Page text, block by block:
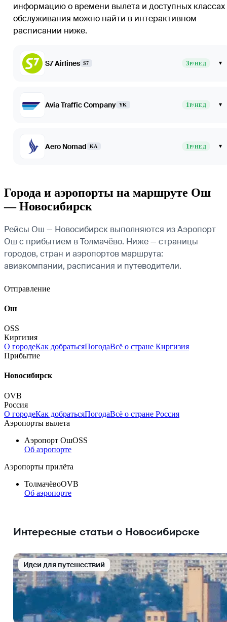
информацию о времени вылета и доступных классах
обслуживания можно найти в интерактивном
расписании ниже.
S7 Airlines S7 3Р/НЕД ▾
Avia Traffic Company YK 1Р/НЕД ▾
Aero Nomad KA 1Р/НЕД ▾
Города и аэропорты на маршруте Ош
— Новосибирск
Рейсы Ош — Новосибирск выполняются из Аэропорт
Ош с прибытием в Толмачёво. Ниже — страницы
городов, стран и аэропортов маршрута:
авиакомпании, расписания и путеводители.
Отправление
Ош
OSS
Киргизия
О городеКак добратьсяПогодаВсё о стране Киргизия
Прибытие
Новосибирск
OVB
Россия
О городеКак добратьсяПогодаВсё о стране Россия
Аэропорты вылета
Аэропорт ОшOSS
Об аэропорте
Аэропорты прилёта
ТолмачёвоOVB
Об аэропорте
Интересные статьи о Новосибирске
Идеи для путешествий